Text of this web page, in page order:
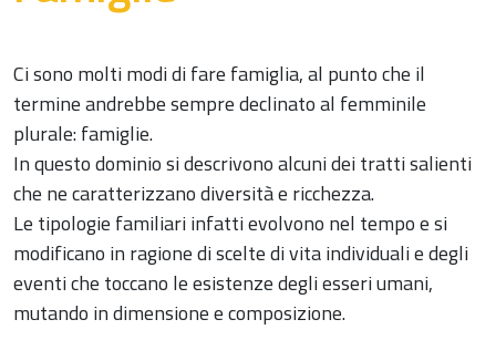
Ci sono molti modi di fare famiglia, al punto che il
termine andrebbe sempre declinato al femminile
plurale: famiglie.
In questo dominio si descrivono alcuni dei tratti salienti
che ne caratterizzano diversità e ricchezza.
Le tipologie familiari infatti evolvono nel tempo e si
modificano in ragione di scelte di vita individuali e degli
eventi che toccano le esistenze degli esseri umani,
mutando in dimensione e composizione.